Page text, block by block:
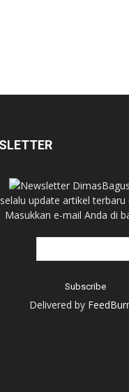
update artikel terbaru
Masukkan e-mail Anda di
Delivered by